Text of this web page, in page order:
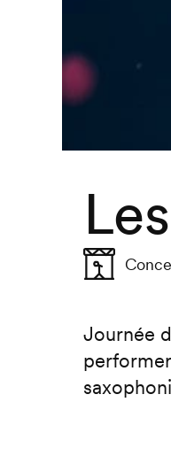
Journée